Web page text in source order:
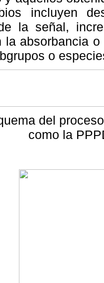
incluyen
la señal,
la absorbancia
o
del
como la